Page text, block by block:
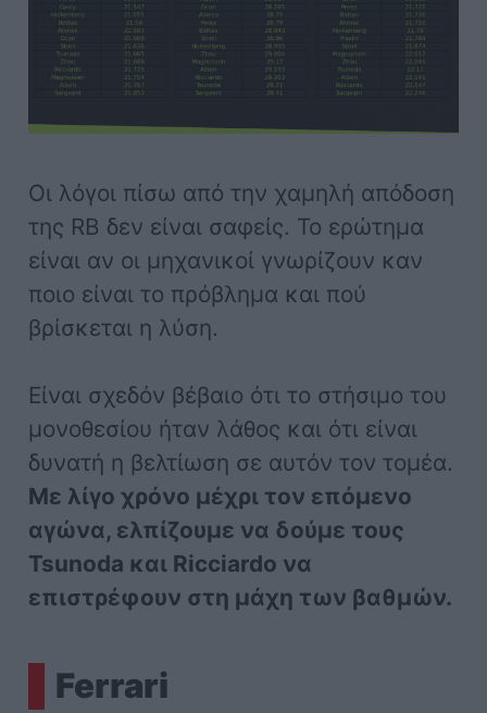
Οι λόγοι πίσω από την χαμηλή απόδοση
της RB δεν είναι σαφείς. Το ερώτημα
είναι αν οι μηχανικοί γνωρίζουν καν
ποιο είναι το πρόβλημα και πού
βρίσκεται η λύση.
Είναι σχεδόν βέβαιο ότι το στήσιμο του
μονοθεσίου ήταν λάθος και ότι είναι
δυνατή η βελτίωση σε αυτόν τον τομέα.
Με λίγο χρόνο μέχρι τον επόμενο
αγώνα, ελπίζουμε να δούμε τους
Tsunoda και Ricciardo να
επιστρέφουν στη μάχη των βαθμών.
Ferrari